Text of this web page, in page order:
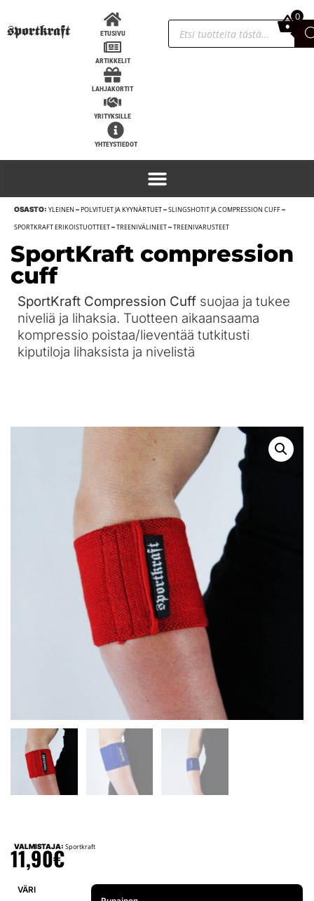
72,00€ + LISÄÄ
ETUSIVU
ARTIKKELIT
LAHJAKORTIT
YRITYKSILLE
YHTEYSTIEDOT
0,00€
0
OSASTO: YLEINEN –POLVITUET JA KYYNÄRTUET–SLINGSHOTIT JA COMPRESSION CUFF–
SPORTKRAFT ERIKOISTUOTTEET–TREENIVÄLINEET–TREENIVARUSTEET
SportKraft compression
cuff
SportKraft Compression Cuff suojaa ja tukee
niveliä ja lihaksia. Tuotteen aikaansaama
kompressio poistaa/lieventää tutkitusti
kiputiloja lihaksista ja nivelistä
VALMISTAJA: Sportkraft
11,90€
VÄRI